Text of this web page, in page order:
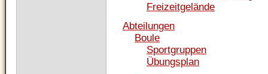
Freizeitgelände
Abteilungen
Boule
Sportgruppen
Übungsplan